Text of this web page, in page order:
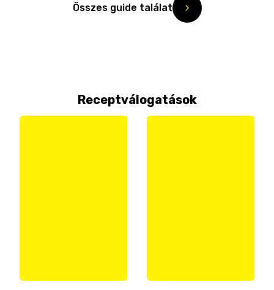
Összes guide találat
Receptválogatások